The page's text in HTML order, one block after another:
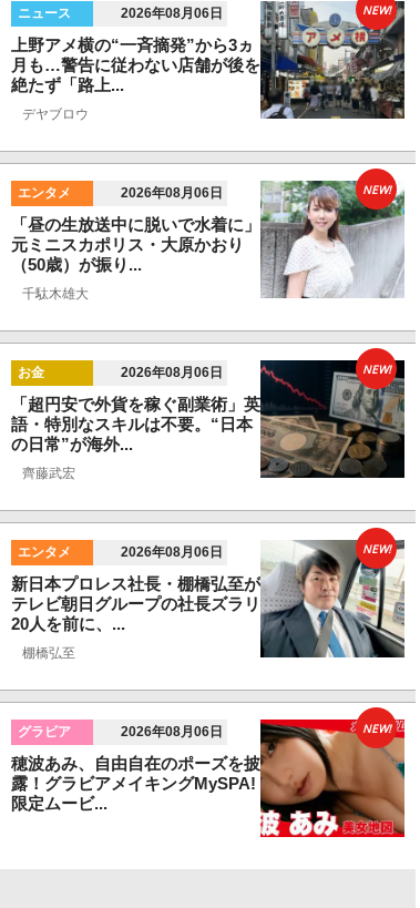
ニュース 2026年08月06日
上野アメ横の“一斉摘発”から3ヵ
月も…警告に従わない店舗が後を
絶たず「路上...
デヤブロウ
NEW!
エンタメ 2026年08月06日
「昼の生放送中に脱いで水着に」
元ミニスカポリス・大原かおり
（50歳）が振り...
千駄木雄大
NEW!
お金 2026年08月06日
「超円安で外貨を稼ぐ副業術」英
語・特別なスキルは不要。“日本
の日常”が海外...
齊藤武宏
NEW!
エンタメ 2026年08月06日
新日本プロレス社長・棚橋弘至が
テレビ朝日グループの社長ズラリ
20人を前に、...
棚橋弘至
NEW!
グラビア 2026年08月06日
穂波あみ、自由自在のポーズを披
露！グラビアメイキングMySPA!
限定ムービ...
NEW!